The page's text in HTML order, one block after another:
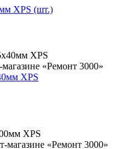
XPS (шт.)
XPS